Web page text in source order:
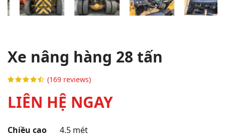
Xe nâng hàng 28 tấn
(169 reviews)
LIÊN HỆ NGAY
Chiều cao
4.5 mét